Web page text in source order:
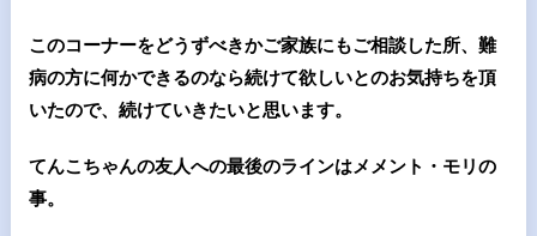
このコーナーをどうずべきかご家族にもご相談した所、難
病の方に何かできるのなら続けて欲しいとのお気持ちを頂
いたので、続けていきたいと思います。
てんこちゃんの友人への最後のラインはメメント・モリの
事。